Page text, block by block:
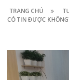
TRANG CHỦ
CÓ TIN ĐƯỢC